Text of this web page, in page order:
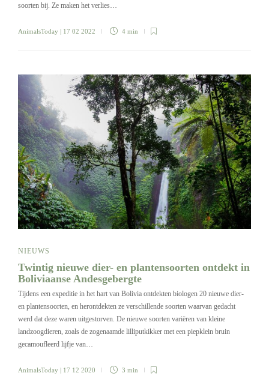
soorten bij. Ze maken het verlies…
AnimalsToday | 17 02 2022 4 min
NIEUWS
Twintig nieuwe dier- en plantensoorten ontdekt in
Boliviaanse Andesgebergte
Tijdens een expeditie in het hart van Bolivia ontdekten biologen 20 nieuwe dier-
en plantensoorten, en herontdekten ze verschillende soorten waarvan gedacht
werd dat deze waren uitgestorven. De nieuwe soorten variëren van kleine
landzoogdieren, zoals de zogenaamde lilliputkikker met een piepklein bruin
gecamoufleerd lijfje van…
AnimalsToday | 17 12 2020 3 min